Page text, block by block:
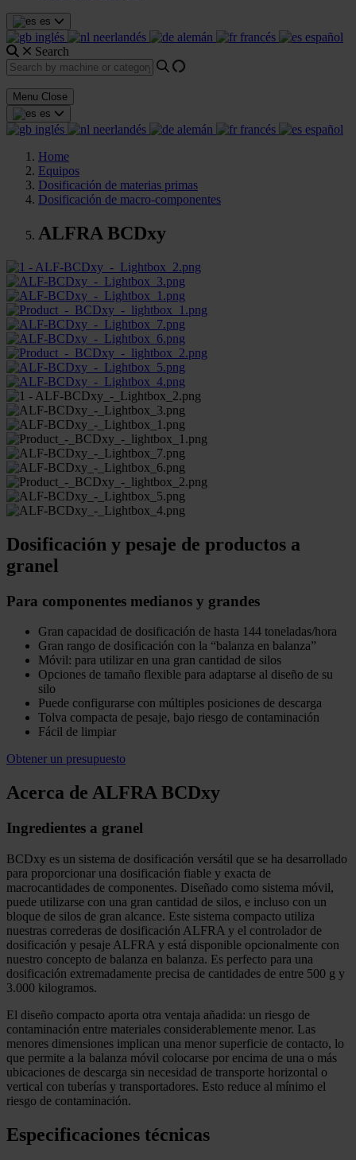
es
inglés neerlandés alemán francés
español
Search
Menu Close
es
inglés neerlandés alemán francés
español
Home
Equipos
Dosificación de materias primas
Dosificación de macro-componentes
ALFRA BCDxy
Dosificación y pesaje de productos a
granel
Para componentes medianos y grandes
Gran capacidad de dosificación de hasta 144 toneladas/hora
Gran rango de dosificación con la “balanza en balanza”
Móvil: para utilizar en una gran cantidad de silos
Opciones de tamaño flexible para adaptarse al diseño de su
silo
Puede configurarse con múltiples posiciones de descarga
Tolva compacta de pesaje, bajo riesgo de contaminación
Fácil de limpiar
Obtener un presupuesto
Acerca de ALFRA BCDxy
Ingredientes a granel
BCDxy es un sistema de dosificación versátil que se ha desarrollado
para proporcionar una dosificación fiable y exacta de
macrocantidades de componentes. Diseñado como sistema móvil,
puede utilizarse con una gran cantidad de silos, e incluso con un
bloque de silos de gran alcance. Este sistema compacto utiliza
nuestras correderas de dosificación ALFRA y el controlador de
dosificación y pesaje ALFRA y está disponible opcionalmente con
nuestro concepto de balanza en balanza. Es perfecto para una
dosificación extremadamente precisa de cantidades de entre 500 g y
3.000 kilogramos.
El diseño compacto aporta otra ventaja añadida: un riesgo de
contaminación entre materiales considerablemente menor. Las
menores dimensiones implican una menor superficie de contacto, lo
que permite a la balanza móvil colocarse por encima de una o más
ubicaciones de descarga sin necesidad de transporte horizontal o
vertical con tuberías y transportadores. Esto reduce al mínimo el
riesgo de contaminación.
Especificaciones técnicas